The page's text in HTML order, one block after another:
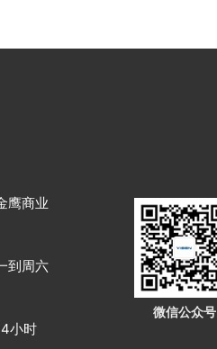
鹰商业
到周六
小时
微信公众号